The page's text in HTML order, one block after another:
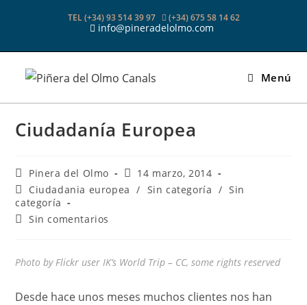
TEL (+34) 93 514 39 97 (+34) 675 58 14 62
info@pineradelolmo.com
Menú
Ciudadanía Europea
Autor
de
la
entrada:
Pinera del Olmo
Publicación
de
14 marzo, 2014
Categoría
de
la
Ciudadania europea / Sin categoría / Sin
categoría
Comentarios
entrada:
Sin comentarios
Photo by Flickr user IK’s World Trip – CC, some rights reserved
Desde hace unos meses muchos clientes nos han